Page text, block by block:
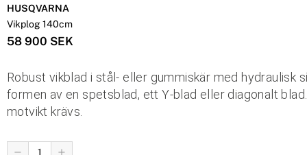
HUSQVARNA
Vikplog 140cm
58 900 SEK
Robust vikblad i stål- eller gummiskär med hydraulisk
formen av en spetsblad, ett Y-blad eller diagonalt
motvikt krävs.